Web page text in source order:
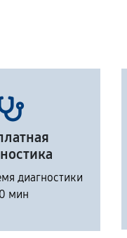
диагностики
мин